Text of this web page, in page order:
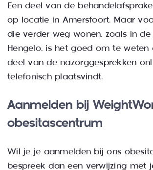
Een deel van de
op locatie in Amersfoort. Maar
die verder weg wonen, zoals in de
Hengelo, is het goed om te
deel van de nazorggesprekken
telefonisch plaatsvindt.
Aanmelden bij
obesitascentrum
Wil je je aanmelden bij ons
bespreek dan een verwijzing met